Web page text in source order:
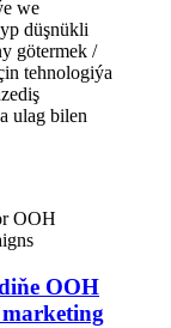
we
düşnükli
götermek /
tehnologiýa
ulag bilen
OOH